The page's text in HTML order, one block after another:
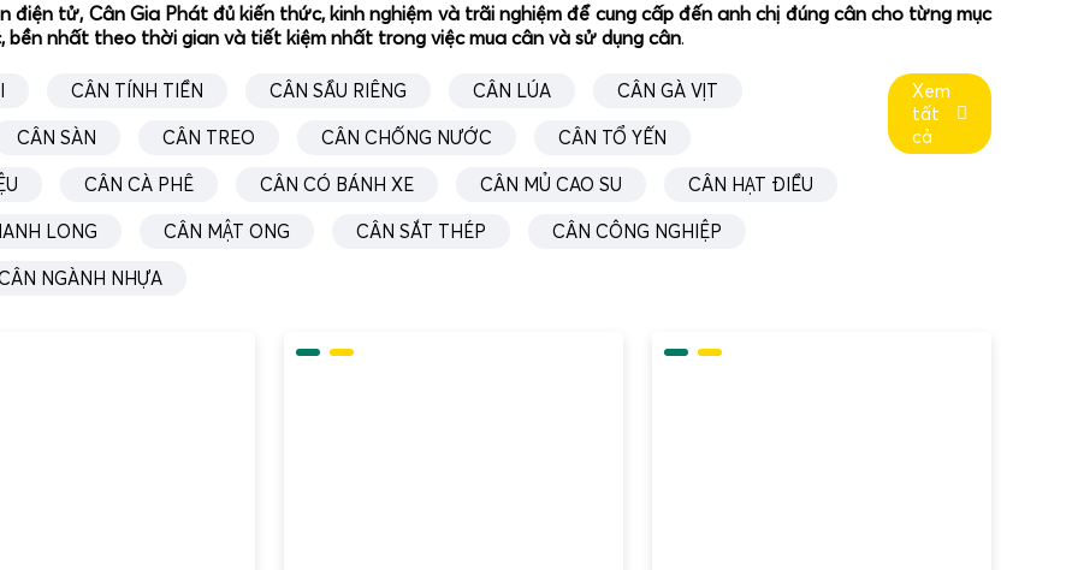
- Cân Điện Tử Gia Phát - http://candientu.net/ - mua bán sửa & giao
tử 3kg tận nơi toàn quốc.
về cân điện tử 3kg và thương hiệu Cân Điện Tử Gia Phát
tử, Cân Gia Phát đủ kiến thức, kinh nghiệm và trãi nghiệm để cung cấp đến anh chị đúng cân cho từng mục
bền nhất theo thời gian và tiết kiệm nhất trong việc mua cân và sử dụng cân.
CÂN TÍNH TIỀN CÂN SẦU RIÊNG CÂN LÚA CÂN GÀ VỊT
CÂN SÀN CÂN TREO CÂN CHỐNG NƯỚC CÂN TỔ YẾN
CÂN CÀ PHÊ CÂN CÓ BÁNH XE CÂN MỦ CAO SU CÂN HẠT ĐIỀU
LONG CÂN MẬT ONG CÂN SẮT THÉP CÂN CÔNG NGHIỆP
NGÀNH NHỰA
Xem
tất
cả